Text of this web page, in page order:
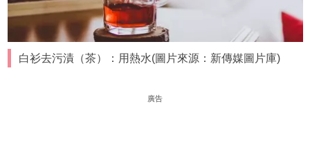
白衫去污漬（茶）：用熱水(圖片來源：新傳媒圖片庫)
廣告